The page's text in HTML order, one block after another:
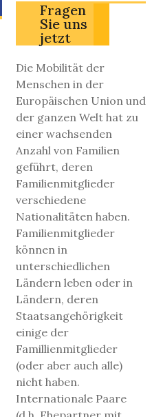
Fragen
Sie uns
jetzt
Die Mobilität der
Menschen in der
Europäischen Union und
der ganzen Welt hat zu
einer wachsenden
Anzahl von Familien
geführt, deren
Familienmitglieder
verschiedene
Nationalitäten haben.
Familienmitglieder
können in
unterschiedlichen
Ländern leben oder in
Ländern, deren
Staatsangehörigkeit
einige der
Famillienmitglieder
(oder aber auch alle)
nicht haben.
Internationale Paare